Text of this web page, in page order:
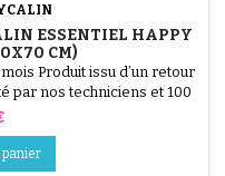
ESSENTIEL HAPPY
CM)
Produit issu d’un retour
par nos techniciens et 100
Essentiel Happy
tandis que son garnissage
assure un...